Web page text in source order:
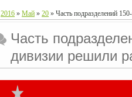
2016 » Май » 20 » Часть подразделений
Часть
дивизии решили